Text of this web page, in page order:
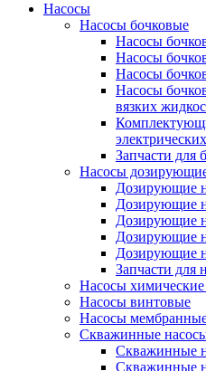
Насосы
Насосы бочковые
Насосы
Насосы
Насосы
Насосы
вязких
Запчасти для
Насосы
Дозирующие
Дозирующие
Дозирующие
Дозирующие
Дозирующие
Запчасти для
Насосы
Насосы винтовые
Насосы
Скважинные
Скважинные
Скважинные